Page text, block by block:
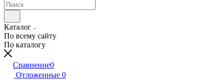
Каталог
По всему сайту
По каталогу
Сравнение0
Отложенные 0